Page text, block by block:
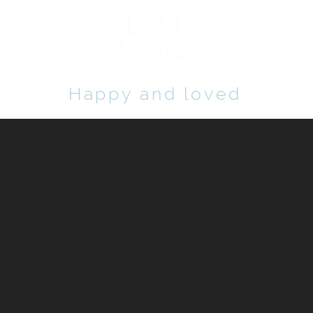
Happy and loved